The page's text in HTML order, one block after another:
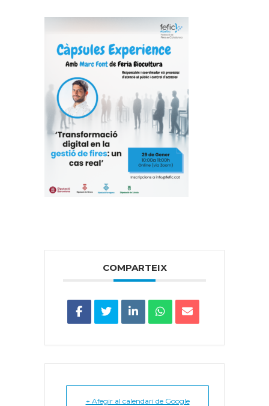
COMPARTEIX
+ Afegir al calendari de Google